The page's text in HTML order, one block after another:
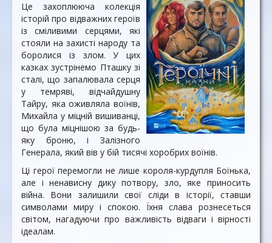
Це захоплююча колекція
історій про відважних героїв
із сміливими серцями, які
стояли на захисті народу та
боролися із злом. У цих
казках зустрінемо Пташку зі
сталі, що запалювала серця
у темряві, відчайдушну
Тайру, яка оживляла воїнів,
Михайла у міцній вишиванці,
що була міцнішою за будь-
яку броню, і Залізного
Генерала, який вів у бій тисячі хоробрих воїнів.
Ці герої перемогли не лише короля-курдупля Боїнька,
але і ненависну дику потвору, зло, яке приносить
війна. Вони залишили свої сліди в історії, ставши
символами миру і спокою. Їхня слава рознесеться
світом, нагадуючи про важливість відваги і вірності
ідеалам.